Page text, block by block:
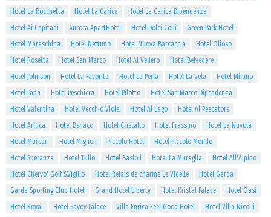
Hotel La Rocchetta
Hotel La Carica
Hotel La Carica Dipendenza
Hotel Ai Capitani
Aurora ApartHotel Hotel Dolci Colli
Green Park Hotel
Hotel Maraschina
Hotel Nettuno Hotel Nuova Barcaccia
Hotel Olioso
Hotel Rosetta
Hotel San Marco Hotel Al Veliero
Hotel Belvedere
Hotel Johnson
Hotel La Favorita Hotel La Perla Hotel La Vela
Hotel Milano
Hotel Papa
Hotel Peschiera Hotel Pilotto
Hotel San Marco Dipendenza
Hotel Valentina
Hotel Vecchio Viola Hotel Al Lago
Hotel Al Pescatore
Hotel Arilica
Hotel Benaco Hotel Cristallo Hotel Frassino
Hotel La Nuvola
Hotel Marsari
Hotel Mignon Piccolo Hotel
Hotel Piccolo Mondo
Hotel Speranza
Hotel Tulio Hotel Basioli Hotel La Muraglia
Hotel All'Alpino
Hotel Chervo' Golf S.Vigilio
Hotel Relais de charme Le Videlle
Hotel Garda
Garda Sporting Club Hotel
Grand Hotel Liberty Hotel Kristal Palace
Hotel Oasi
Hotel Royal
Hotel Savoy Palace Villa Enrica Feel Good Hotel
Hotel Villa Nicolli